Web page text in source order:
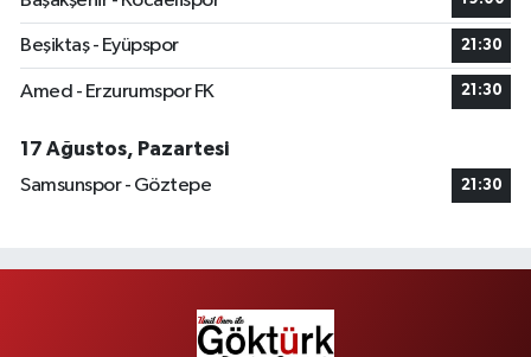
Beşiktaş - Eyüpspor 21:30
Amed - Erzurumspor FK 21:30
17 Ağustos, Pazartesi
Samsunspor - Göztepe
21:30